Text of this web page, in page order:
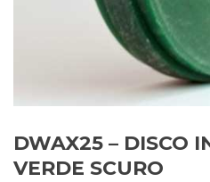
DWAX25 – DISCO
VERDE SCURO